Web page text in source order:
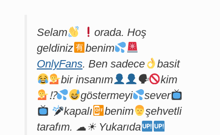
Selam
orada. Hoş
geldiniz
benim
OnlyFans. Ben sadece
basit
bir insanım
🗣
kim
⁉
göstermeyi
sever
kapalı
benim
şehvetli
tarafım. ☁☀ Yukarıda